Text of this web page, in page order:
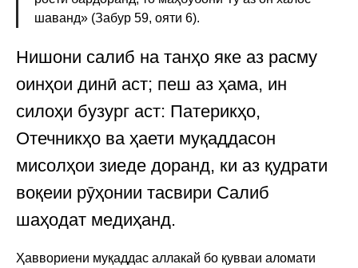
шаванд» (Забур 59, ояти 6).
Нишони салиб на танҳо яке аз расму
оинҳои динӣ аст; пеш аз ҳама, ин
силоҳи бузург аст: Патерикҳо,
Отечникҳо ва ҳаети муқаддасон
мисолҳои зиеде доранд, ки аз қудрати
воқеии рӯҳонии тасвири Салиб
шаҳодат медиҳанд.
Ҳаввориени муқаддас аллакай бо қувваи аломати